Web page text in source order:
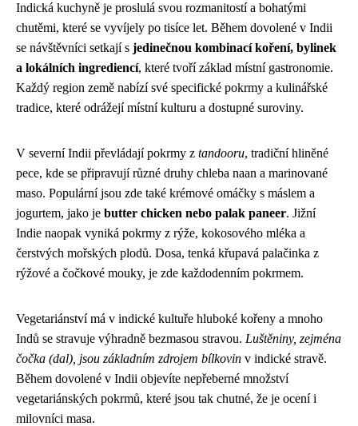
Indická kuchyně je proslulá svou rozmanitostí a bohatými
chutěmi, které se vyvíjely po tisíce let. Během dovolené v Indii
se návštěvníci setkají s jedinečnou kombinací koření, bylinek
a lokálních ingrediencí, které tvoří základ místní gastronomie.
Každý region země nabízí své specifické pokrmy a kulinářské
tradice, které odrážejí místní kulturu a dostupné suroviny.
V severní Indii převládají pokrmy z tandooru, tradiční hliněné
pece, kde se připravují různé druhy chleba naan a marinované
maso. Populární jsou zde také krémové omáčky s máslem a
jogurtem, jako je butter chicken nebo palak paneer. Jižní
Indie naopak vyniká pokrmy z rýže, kokosového mléka a
čerstvých mořských plodů. Dosa, tenká křupavá palačinka z
rýžové a čočkové mouky, je zde každodenním pokrmem.
Vegetariánství má v indické kultuře hluboké kořeny a mnoho
Indů se stravuje výhradně bezmasou stravou. Luštěniny, zejména
čočka (dal), jsou základním zdrojem bílkovin v indické stravě.
Během dovolené v Indii objevíte nepřeberné množství
vegetariánských pokrmů, které jsou tak chutné, že je ocení i
milovníci masa.